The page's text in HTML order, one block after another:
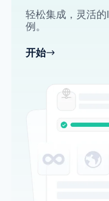
轻松集成，灵活
例。
开始